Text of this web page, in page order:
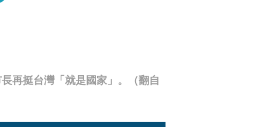
再挺台灣「就是國家」。（翻自